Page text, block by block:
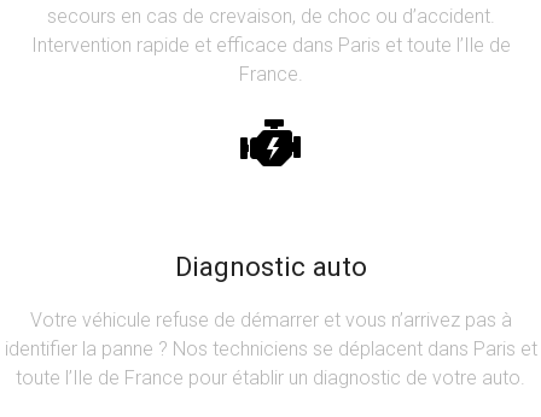
secours en cas de crevaison, de choc ou d’accident.
Intervention rapide et efficace dans Paris et toute l’Ile de
France.
Diagnostic auto
Votre véhicule refuse de démarrer et vous n’arrivez pas à
identifier la panne ? Nos techniciens se déplacent dans Paris et
toute l’Ile de France pour établir un diagnostic de votre auto.